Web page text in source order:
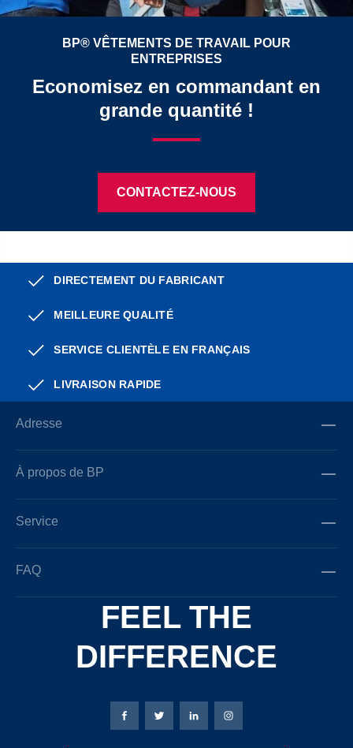
BP® VÊTEMENTS DE TRAVAIL POUR
ENTREPRISES
Economisez en commandant en
grande quantité !
CONTACTEZ-NOUS
DIRECTEMENT DU FABRICANT
MEILLEURE QUALITÉ
SERVICE CLIENTÈLE EN FRANÇAIS
LIVRAISON RAPIDE
Adresse
À propos de BP
Service
FAQ
FEEL THE
DIFFERENCE
Page Facebook de Bierbaum-Proenen
Page X de Bierbaum-Proenen
Page LinkedIn de
Page Instagram de